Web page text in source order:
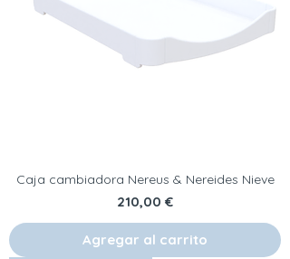
Caja cambiadora Nereus & Nereides Nieve
Precio
210,00 €
Agregar al carrito